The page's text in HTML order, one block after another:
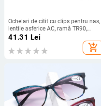
Ochelari de citit cu clips pentru nas,
lentile asferice AC, ramă TR90,
modelul 7772, formă pătrată
41.31 Lei
add_shopping_cart